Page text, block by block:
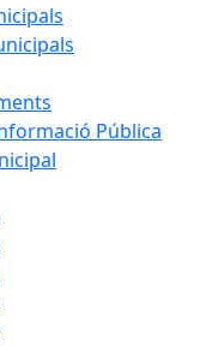
Pública